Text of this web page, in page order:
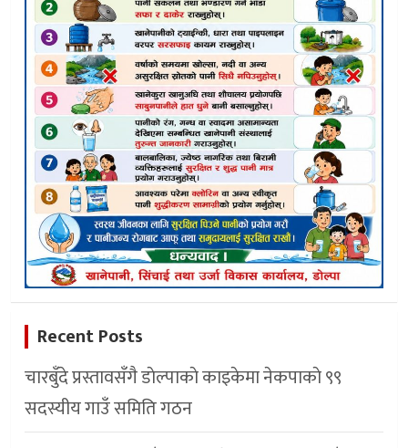
Recent Posts
चारबुँदे प्रस्तावसँगै डाेल्पाकाे काइकेमा नेकपाकाे ९९
सदस्यीय गाउँ समिति गठन